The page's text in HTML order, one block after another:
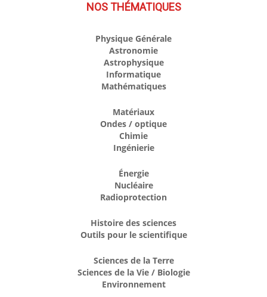
NOS THÉMATIQUES
Physique Générale
Astronomie
Astrophysique
Informatique
Mathématiques
Matériaux
Ondes / optique
Chimie
Ingénierie
Énergie
Nucléaire
Radioprotection
Histoire des sciences
Outils pour le scientifique
Sciences de la Terre
Sciences de la Vie / Biologie
Environnement